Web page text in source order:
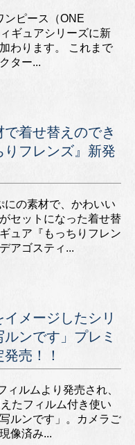
ンピース（ONE
ギュアシリーズに新
わります。 これまで
ター...
着せ替えのでき
フレンズ』新発
にの素材で、かわいい
セットになった着せ替
ュア『もっちりフレン
アゴスティ...
メージしたシリ
ンです」プレミ
売！！
ィルムより発売され、
たフィルム付き使い
ルンです」。カメラご
像済み...